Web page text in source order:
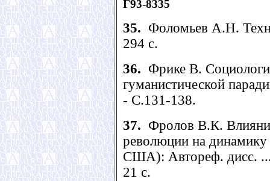
Г93-8335
35. Фоломьев А.Н.
294 с.
36. Фрике В.
гуманистической
- С.131-138.
37. Фролов В.К.
революции на
США): Автореф. дисс.
21 с.